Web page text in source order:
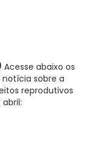
Acesse abaixo os
notícia sobre a
reprodutivos